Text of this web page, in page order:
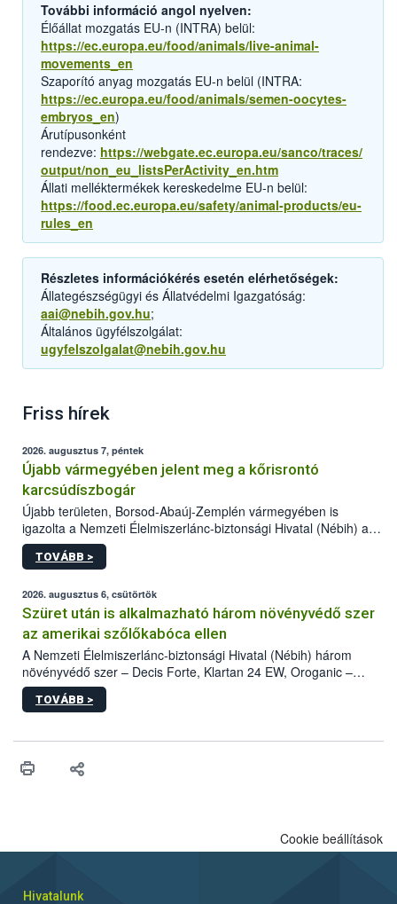
További információ angol nyelven:
Élőállat mozgatás EU-n (INTRA) belül:
https://ec.europa.eu/food/animals/live-animal-
movements_en
Szaporító anyag mozgatás EU-n belül (INTRA:
https://ec.europa.eu/food/animals/semen-oocytes-
embryos_en)
Árutípusonként
rendezve: https://webgate.ec.europa.eu/sanco/traces/
output/non_eu_listsPerActivity_en.htm
Állati melléktermékek kereskedelme EU-n belül:
https://food.ec.europa.eu/safety/animal-products/eu-
rules_en
Részletes információkérés esetén elérhetőségek:
Állategészségügyi és Állatvédelmi Igazgatóság:
aai@nebih.gov.hu;
Általános ügyfélszolgálat:
ugyfelszolgalat@nebih.gov.hu
Friss hírek
2026. augusztus 7, péntek
Újabb vármegyében jelent meg a kőrisrontó
karcsúdíszbogár
Újabb területen, Borsod-Abaúj-Zemplén vármegyében is
igazolta a Nemzeti Élelmiszerlánc-biztonsági Hivatal (Nébih) a
kőrisrontó karcsúdíszbogár (Agrilus planipennis) jelenlétét. A
kártevőt nem csak színcsapdában találták meg, de már fertőzött
az intenzív felderítést, emellett az intézkedéseket a szlovák
hatósággal is összehangolják a terjedés megállítása érdekében.
TOVÁBB >
2026. augusztus 6, csütörtök
Szüret után is alkalmazható három növényvédő szer
az amerikai szőlőkabóca ellen
A Nemzeti Élelmiszerlánc-biztonsági Hivatal (Nébih) három
növényvédő szer – Decis Forte, Klartan 24 EW, Oroganic –
engedélyokiratát módosította, így azok a szüretet követően,
egészen a vesszőérettség (BBCH 91) stádiumáig
érésű szőlőkben is legyen lehetőség a károsító elleni további
felhasználók számára is elérhető és ökológiai termesztésben is
TOVÁBB >
Cookie beállítások
Hivatalunk